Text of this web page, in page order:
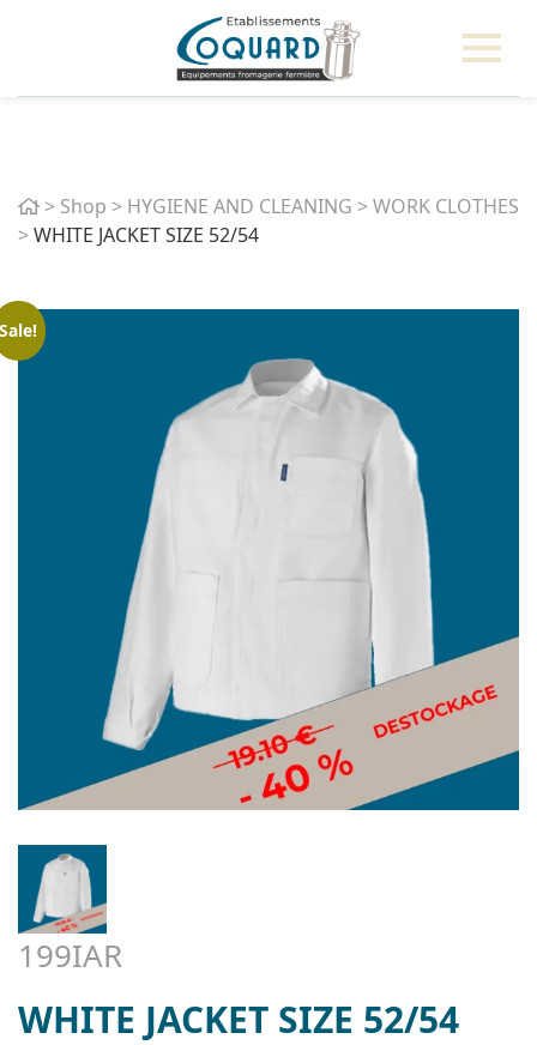
Home
> Shop > HYGIENE AND CLEANING >WORK CLOTHES
>WHITE JACKET SIZE 52/54
Sale!
199IAR
WHITE JACKET SIZE 52/54